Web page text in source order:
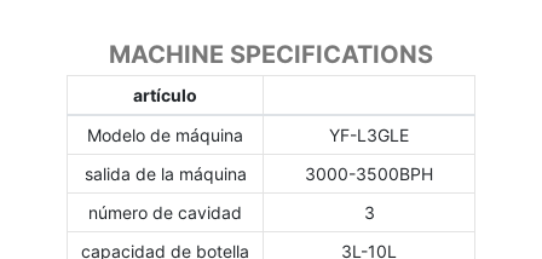
MACHINE SPECIFICATIONS
artículo
Modelo de máquina
YF-L3GLE
salida de la máquina
3000-3500BPH
número de cavidad
3
capacidad de botella
3L-10L